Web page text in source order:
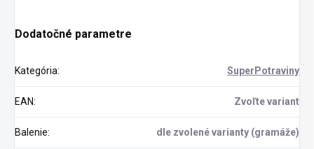
Dodatočné parametre
Kategória: SuperPotraviny
EAN: Zvoľte variant
Balenie: dle zvolené varianty (gramáže)